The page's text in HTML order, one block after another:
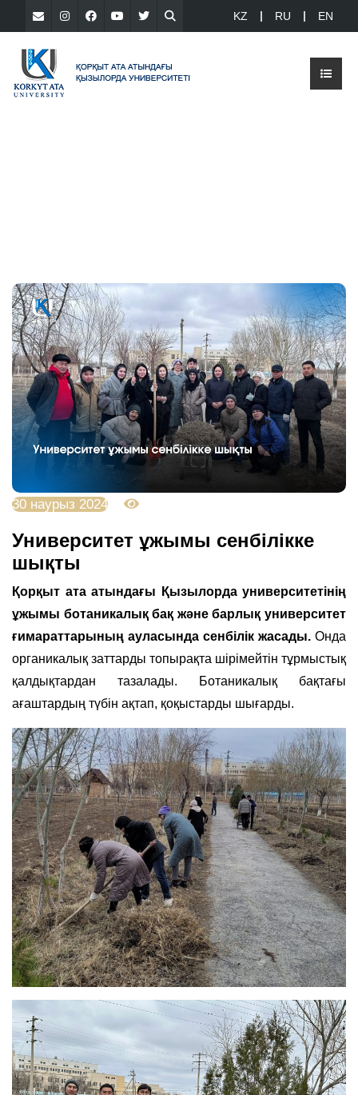
KZ RU EN
30 наурыз 2024
Университет ұжымы сенбілікке
шықты
Қорқыт ата атындағы Қызылорда университетінің
ұжымы ботаникалық бақ және барлық университет
ғимараттарының ауласында сенбілік жасады. Онда
органикалық заттарды топырақта шірімейтін тұрмыстық
қалдықтардан тазалады. Ботаникалық бақтағы
ағаштардың түбін ақтап, қоқыстарды шығарды.